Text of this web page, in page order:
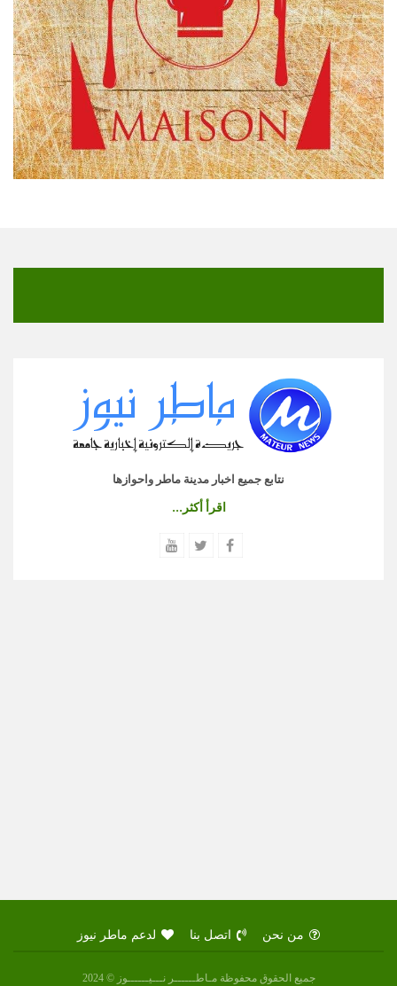
نتابع جميع اخبار مدينة ماطر واحوازها
اقرأ أكثر...
من نحن اتصل بنا لدعم ماطر نيوز
جميع الحقوق محفوظة مـاطــــــر نـــيــــــوز © 2024